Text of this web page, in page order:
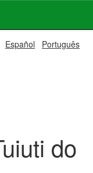
Español Português
do